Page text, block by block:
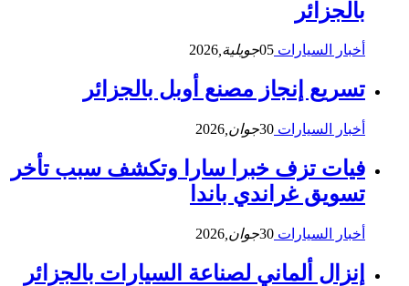
بالجزائر
أخبار السيارات 05جويلية,2026
تسريع إنجاز مصنع أوبل بالجزائر
أخبار السيارات 30جوان, 2026
فيات تزف خبرا سارا وتكشف سبب تأخر
تسويق غراندي باندا
أخبار السيارات 30جوان, 2026
إنزال ألماني لصناعة السيارات بالجزائر